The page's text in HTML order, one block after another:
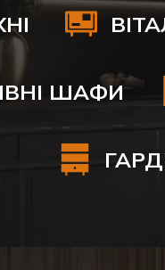
ШАФИ